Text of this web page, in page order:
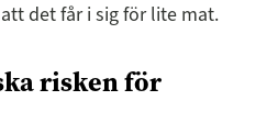
det får i sig för lite mat.
risken för